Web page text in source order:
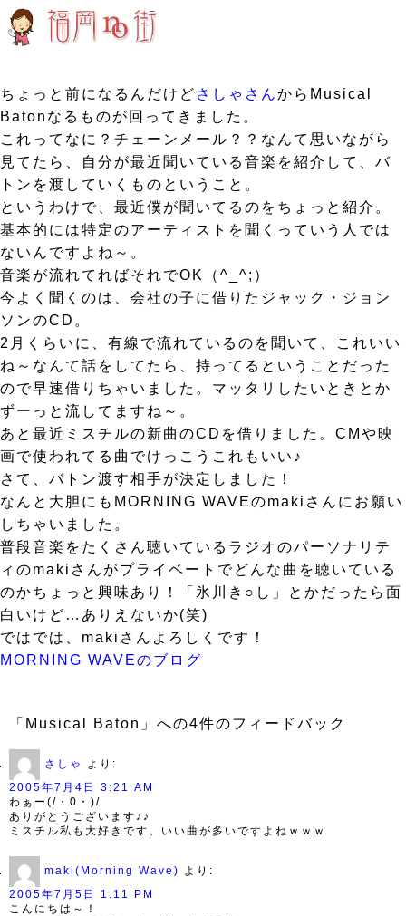
ちょっと前になるんだけど さしゃさんからMusical
Batonなるものが回ってきました。
これってなに？チェーンメール？？なんて思いながら
見てたら、自分が最近聞いている音楽を紹介して、バ
トンを渡していくものということ。
というわけで、最近僕が聞いてるのをちょっと紹介。
基本的には特定のアーティストを聞くっていう人では
ないんですよね～。
音楽が流れてればそれでOK（^_^;）
今よく聞くのは、会社の子に借りたジャック・ジョン
ソンのCD。
2月くらいに、有線で流れているのを聞いて、これいい
ね～なんて話をしてたら、持ってるということだった
ので早速借りちゃいました。マッタリしたいときとか
ずーっと流してますね～。
あと最近ミスチルの新曲のCDを借りました。CMや映
画で使われてる曲でけっこうこれもいい♪
さて、バトン渡す相手が決定しました！
なんと大胆にもMORNING WAVEのmakiさんにお願い
しちゃいました。
普段音楽をたくさん聴いているラジオのパーソナリテ
ィのmakiさんがプライベートでどんな曲を聴いている
のかちょっと興味あり！「氷川き○し」とかだったら面
白いけど…ありえないか(笑)
ではでは、makiさんよろしくです！
MORNING WAVEのブログ
「Musical Baton」への4件のフィードバック
さしゃ
より:
2005年7月4日 3:21 AM
わぁー(/・0・)/
ありがとうございます♪♪
ミスチル私も大好きです。いい曲が多いですよねｗｗｗ
maki(Morning Wave) より:
2005年7月5日 1:11 PM
こんにちは～！